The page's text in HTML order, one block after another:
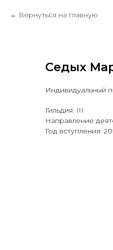
Вернуться на главную
Седых
Индивидуальный
Гильдия: III
Направление
Год вступления: